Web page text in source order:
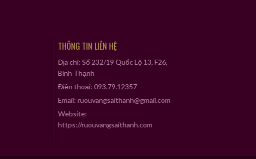
THÔNG TIN LIÊN HỆ
Địa chỉ: Số 232/19 Quốc Lộ 13, F26,
Bình Thạnh
Điện thoại: 093.79.12357
Email: ruouvangsaithanh@gmail.com
Website:
https://ruouvangsaithanh.com